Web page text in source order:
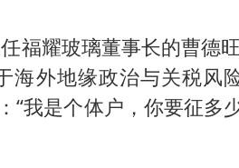
台风白海豚逼近 暴雨大暴雨
“空调24小时开着更省电”不实
公司“上四休三”但要降薪1000
福耀玻璃董事长的曹德
海外地缘政治与关税风
“我是个体户，你要征多